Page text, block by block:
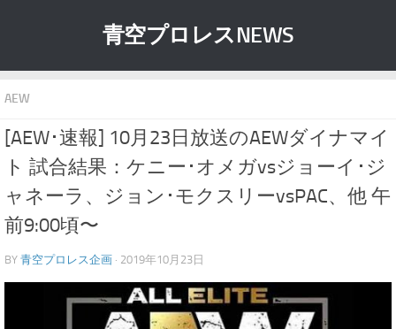
青空プロレスNEWS
AEW
[AEW･速報] 10月23日放送のAEWダイナマイ
ト 試合結果：ケニー･オメガvsジョーイ･ジ
ャネーラ、ジョン･モクスリーvsPAC、他 午
前9:00頃〜
BY 青空プロレス企画 · 2019年10月23日